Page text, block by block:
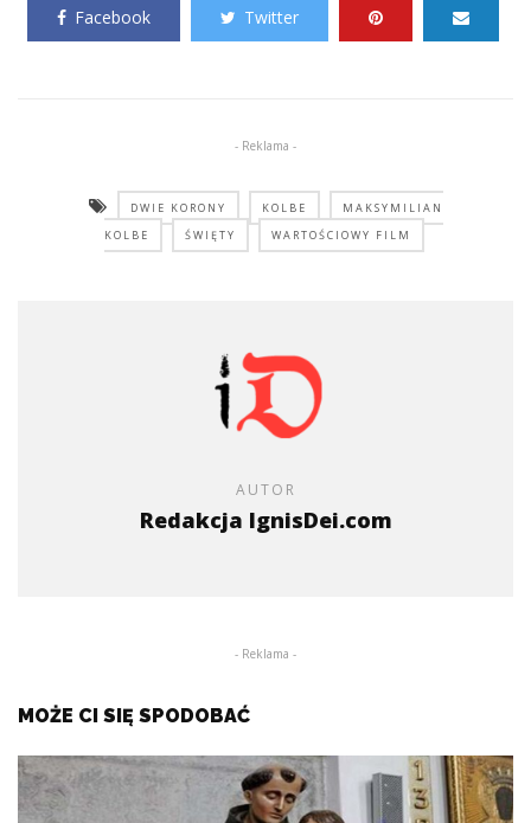
Facebook Twitter
- Reklama -
DWIE KORONY KOLBE
MAKSYMILIAN
KOLBE
ŚWIĘTY WARTOŚCIOWY FILM
AUTOR
Redakcja IgnisDei.com
- Reklama -
MOŻE CI SIĘ SPODOBAĆ